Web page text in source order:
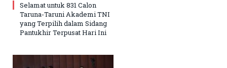
Selamat untuk 831 Calon
Taruna-Taruni Akademi TNI
yang Terpilih dalam Sidang
Pantukhir Terpusat Hari Ini